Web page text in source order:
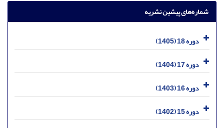
شماره‌های پیشین نشریه
دوره 18 (1405)
دوره 17 (1404)
دوره 16 (1403)
دوره 15 (1402)